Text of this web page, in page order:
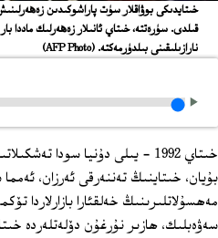
ﺧﯩﺘﺎﻳﺪﯨﻜﻰ ﺑﻮﯞﺍﻗﻼﺭ ﺳﯜﺕ ﭘﺎﺭﺍﺷﻮﻛﯩﺪﯨﻦ
ﻗﯩﻠﺪﻯ. ﺳﯜﺭﻩﺗﺘﻪ، ﺧﯩﺘﺎﻱ ﺋﺎﻧﯩﻼﺭ ﺯﻩﻫﻪﺭﻟﯩﻚ ﻣﺎﺩﺩﺍ
ﻧﺎﺭﺍﺯﯨﻠﯩﻘﯩﻨﻰ ﺑﯩﻠﺪﯛﺭﻣﻪﻛﺘﻪ.(AFP Photo)
خىتاي 1992 - يىلى دۇنيا سودا
بۇيان، خىتاينىڭ تەننەرقى ئەرزان،
مەھسۇلاتلىرىنىڭ خەلقئارا بازارلاردا
سەۋەبلىك، ھازىر نۇرغۇن دۆلەتلەردە